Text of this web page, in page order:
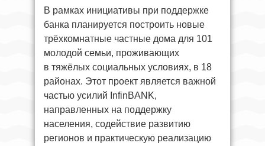
В рамках инициативы при поддержке
банка планируется построить новые
трёхкомнатные частные дома для 101
молодой семьи, проживающих
в тяжёлых социальных условиях, в 18
районах. Этот проект является важной
частью усилий InfinBANK,
направленных на поддержку
населения, содействие развитию
регионов и практическую реализацию